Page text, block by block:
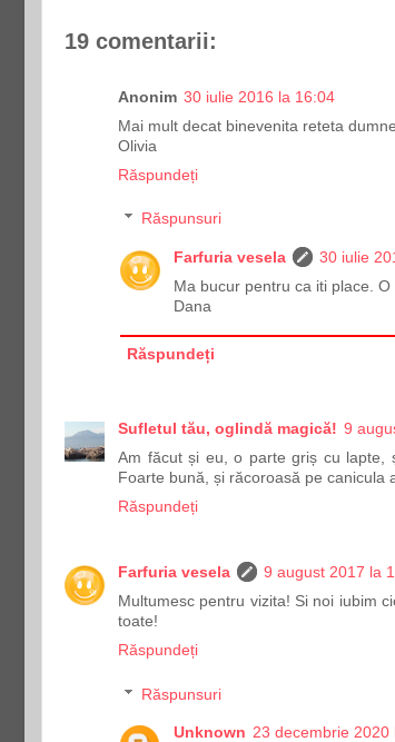
19 comentarii:
Anonim 30 iulie 2016 la 16:04
Mai mult decat binevenita reteta
Olivia
Răspundeți
Răspunsuri
Farfuria vesela
30 iulie
Ma bucur pentru ca iti place.
Dana
Răspundeți
Sufletul tău, oglindă magică! 9
Am făcut și eu, o parte griș cu lapte,
Foarte bună, și răcoroasă pe canicula
Răspundeți
Farfuria vesela
9 august 2017 la
Multumesc pentru vizita! Si noi iubim
toate!
Răspundeți
Răspunsuri
Unknown 23 decembrie 2020